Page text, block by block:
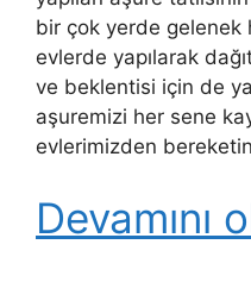
bir çok yerde gelenek
evlerde yapılarak
ve beklentisi için de
aşuremizi her sene
evlerimizden
Devamını